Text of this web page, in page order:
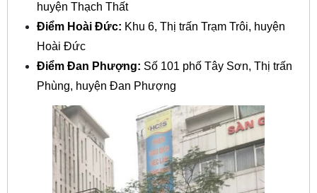
huyện Thạch Thất
Điểm Hoài Đức: Khu 6, Thị trấn Trạm Trôi, huyện
Hoài Đức
Điểm Đan Phượng: Số 101 phố Tây Sơn, Thị trấn
Phùng, huyện Đan Phượng